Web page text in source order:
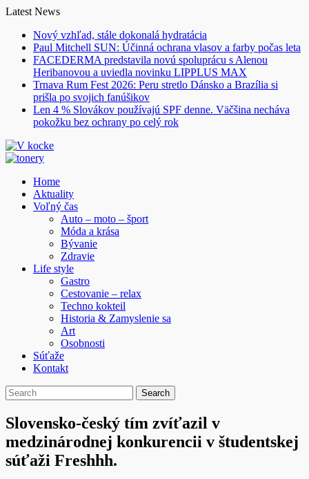
Skip
content
Latest News
Nový vzhľad, stále dokonalá hydratácia
Paul Mitchell SUN: Účinná ochrana vlasov a farby počas leta
FACEDERMA predstavila novú spoluprácu s Alenou
Heribanovou a uviedla novinku LIPPLUS MAX
Trnava Rum Fest 2026: Peru stretlo Dánsko a Brazília si
prišla po svojich fanúšikov
Len 4 % Slovákov používajú SPF denne. Väčšina necháva
pokožku bez ochrany po celý rok
Home
Aktuality
Voľný čas
Auto – moto – šport
Móda a krása
Bývanie
Zdravie
Life style
Gastro
Cestovanie – relax
Techno kokteil
Historia & Zamyslenie sa
Art
Osobnosti
Súťaže
Kontakt
Slovensko-český tím zvíťazil v
medzinárodnej konkurencii v študentskej
súťaži Freshhh.